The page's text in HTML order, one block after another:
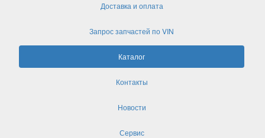
Доставка и оплата
Запрос запчастей по VIN
Каталог
Контакты
Новости
Сервис